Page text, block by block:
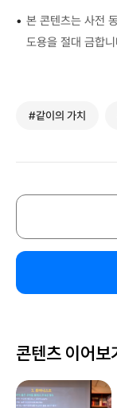
• 본 콘텐츠는 사전
도용을 절대 금합
#같이의 가치
콘텐츠 이어보